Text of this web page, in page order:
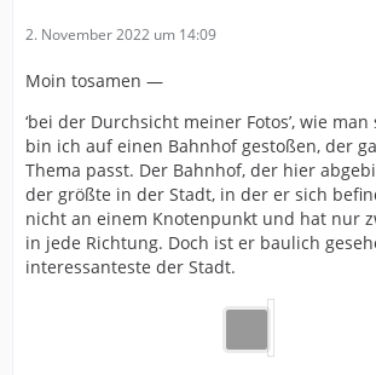
2. November 2022 um 14:09
Moin tosamen —
‘bei der Durchsicht meiner Fotos’, wie man
bin ich auf einen Bahnhof gestoßen, der
Thema passt. Der Bahnhof, der hier
der größte in der Stadt, in der er sich
nicht an einem Knotenpunkt und hat nur
in jede Richtung. Doch ist er baulich
interessanteste der Stadt.